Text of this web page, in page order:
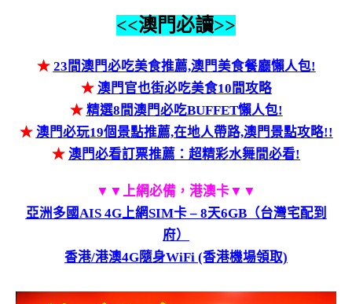
<<澳門必讀>>
★ 23間澳門必吃美食推薦,澳門美食餐廳懶人包!
★ 澳門官也街必吃美食10間攻略
★ 精選8間澳門必吃BUFFET懶人包!
★ 澳門必玩19個景點推薦,在地人帶路,澳門景點攻略!!
★ 澳門必看訂票推薦：超精彩水舞間必看!
▼▼上網必備，港澳卡▼▼
亞洲多國AIS 4G上網SIM卡 – 8天6GB（台灣宅配到
府）
香港/港澳4G隨身WiFi (香港機場領取)